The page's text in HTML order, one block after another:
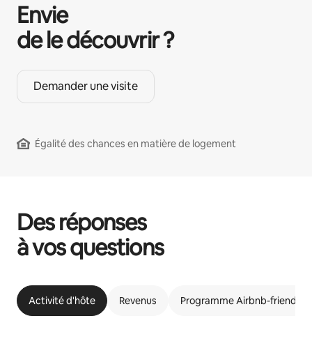
Envie
de le découvrir ?
Demander une visite
Égalité des chances en matière de logement
Des réponses
à vos questions
Activité d'hôte Revenus Programme Airbnb-friendly